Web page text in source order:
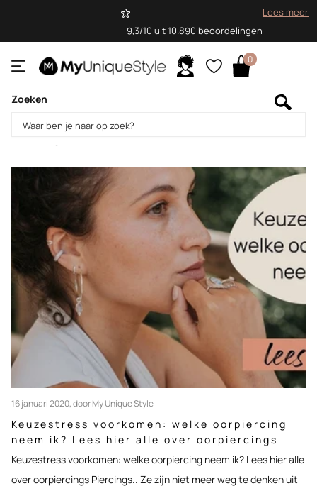
9,3/10 uit 10.890 beoordelingen
Lees meer
Zoeken
0
Homepage
Blog
16 januari 2020, door My Unique Style
Keuzestress voorkomen: welke oorpiercing
neem ik? Lees hier alle over oorpiercings
Keuzestress voorkomen: welke oorpiercing neem ik? Lees hier alle
over oorpiercings Piercings.. Ze zijn niet meer weg te denken uit